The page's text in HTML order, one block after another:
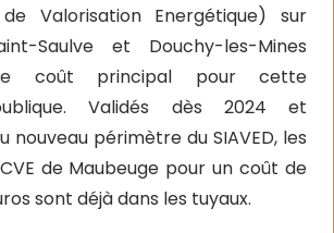
Valorisation Energétique) sur
Saulve et Douchy-les-Mines
coût principal pour cette
Validés dès 2024 et
nouveau périmètre du SIAVED, les
de Maubeuge pour un coût de
sont déjà dans les tuyaux.